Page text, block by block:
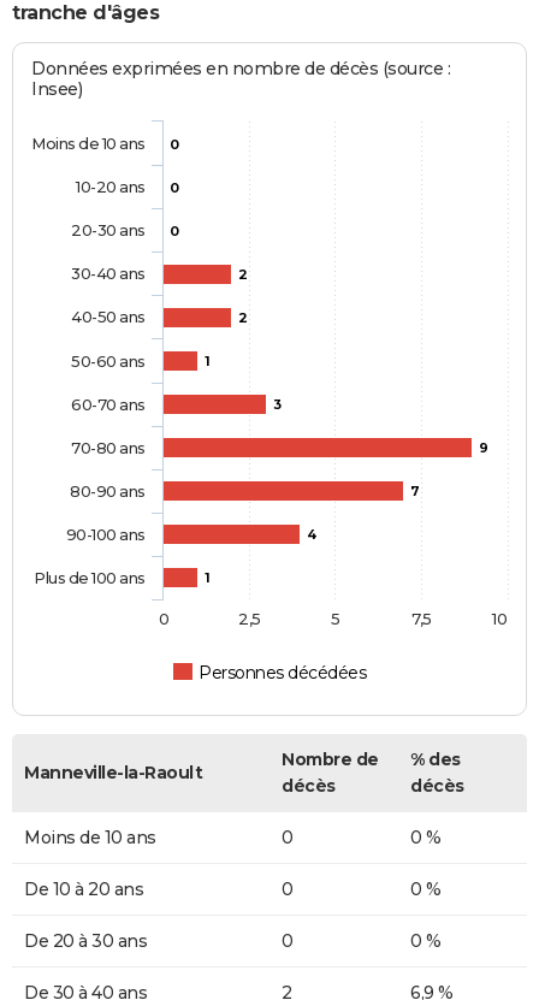
tranche d'âges
Données exprimées en nombre de décès (source :
Insee)
0
0
0
2
2
1
3
9
7
4
1
Personnes décédées
Moins de 10 ans
10-20 ans
20-30 ans
30-40 ans
40-50 ans
50-60 ans
60-70 ans
70-80 ans
80-90 ans
90-100 ans
Plus de 100 ans
0 10
2,5 5 7,5
Manneville-la-Raoult
Nombre de
décès
% des
décès
Moins de 10 ans 0 0 %
De 10 à 20 ans 0 0 %
De 20 à 30 ans 0 0 %
De 30 à 40 ans 2 6,9 %